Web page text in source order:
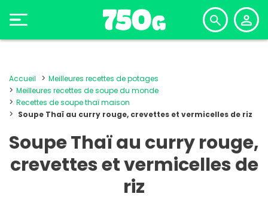
Accueil
Meilleures recettes de potages
Meilleures recettes de soupe du monde
Recettes de soupe thaï maison
Soupe Thaï au curry rouge, crevettes et vermicelles de riz
Soupe Thaï au curry rouge,
crevettes et vermicelles de
riz